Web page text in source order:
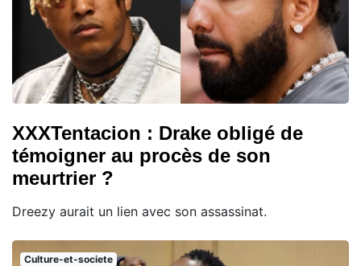
XXXTentacion : Drake obligé de
témoigner au procès de son
meurtrier ?
Dreezy aurait un lien avec son assassinat.
Culture-et-societe